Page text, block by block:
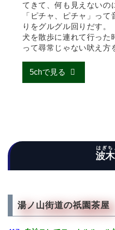
てきて、何も見えないの
「ピチャ、ピチャ」っ
りをグルグル回りだす。
犬を散歩に連れて行った
って尋常じゃない吠え方
5chで見る
波
はぎち
湯ノ山街道の祇園茶屋